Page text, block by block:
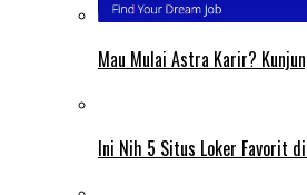
Mau Mulai Astra Karir?
Ini Nih 5 Situs Loker Favorit